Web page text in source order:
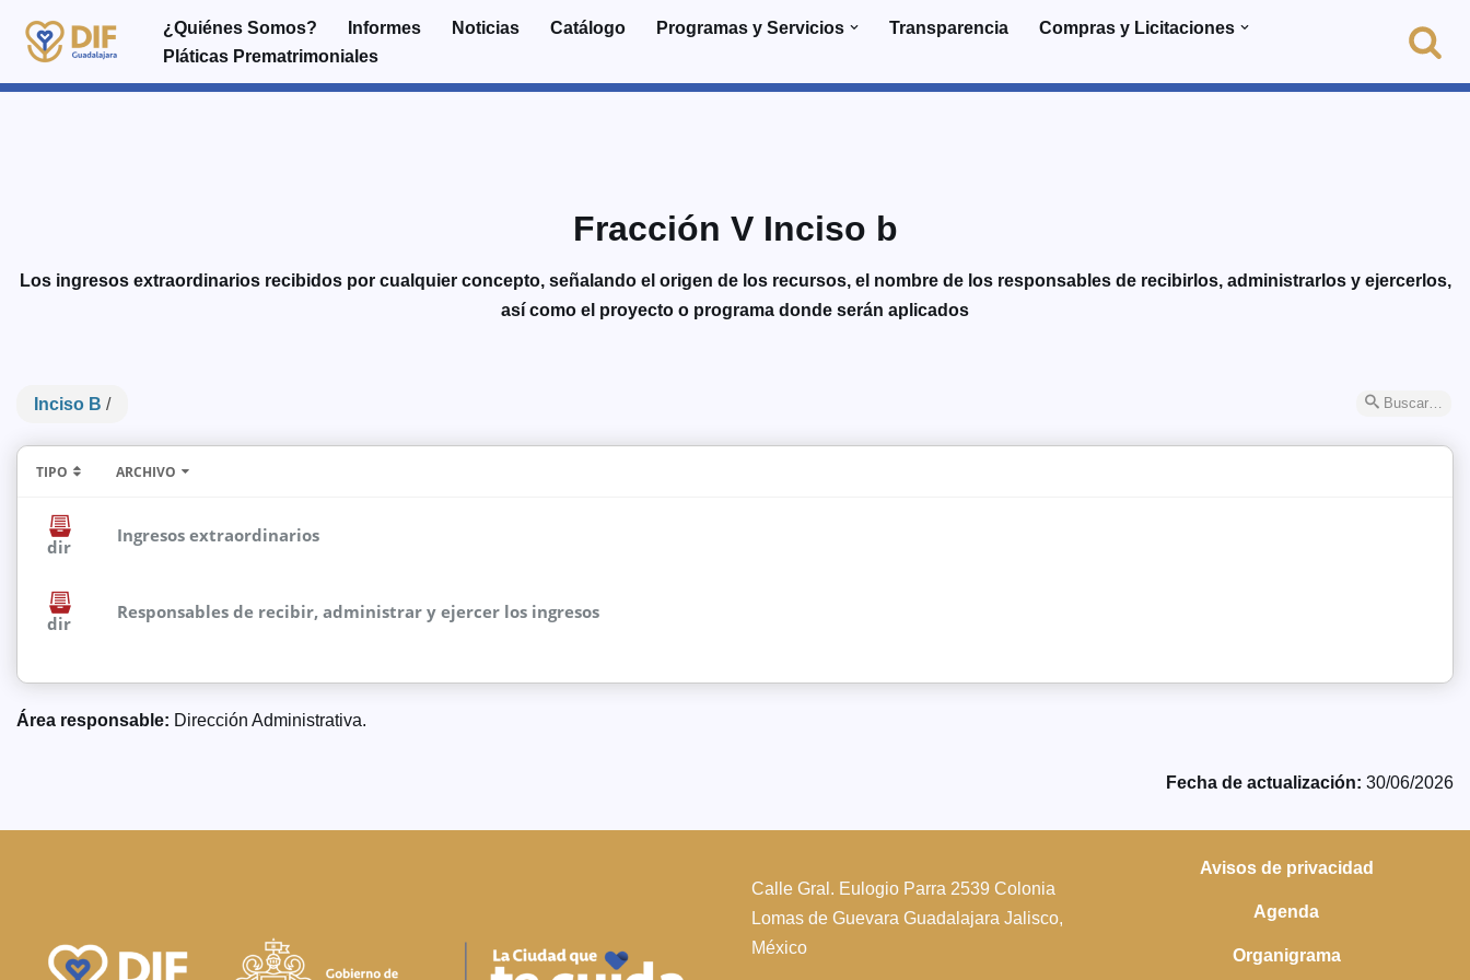
Saltar
al
¿Quiénes Somos? Informes Noticias Catálogo Programas y Servicios Transparencia
Compras y Licitaciones
Pláticas Prematrimoniales
Fracción V Inciso b
Los ingresos extraordinarios recibidos por cualquier concepto, señalando el origen de los recursos, el nombre de los responsables de recibirlos, administrarlos y ejercerlos,
así como el proyecto o programa donde serán aplicados
Inciso B / Buscar…
TIPO ARCHIVO
dir
Ingresos extraordinarios
dir
Responsables de recibir, administrar y ejercer los ingresos
Área responsable: Dirección Administrativa.
Fecha de actualización: 30/06/2026
Calle Gral. Eulogio Parra 2539 Colonia
Lomas de Guevara Guadalajara Jalisco,
México
Avisos de privacidad
Agenda
Organigrama